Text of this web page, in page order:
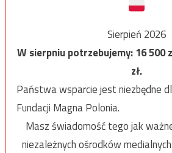
Sierpień 2026
W sierpniu potrzebujemy:16 500
zł.
Państwa wsparcie jest niezbędne
Fundacji Magna Polonia.
Masz świadomość tego jak
niezależnych ośrodków